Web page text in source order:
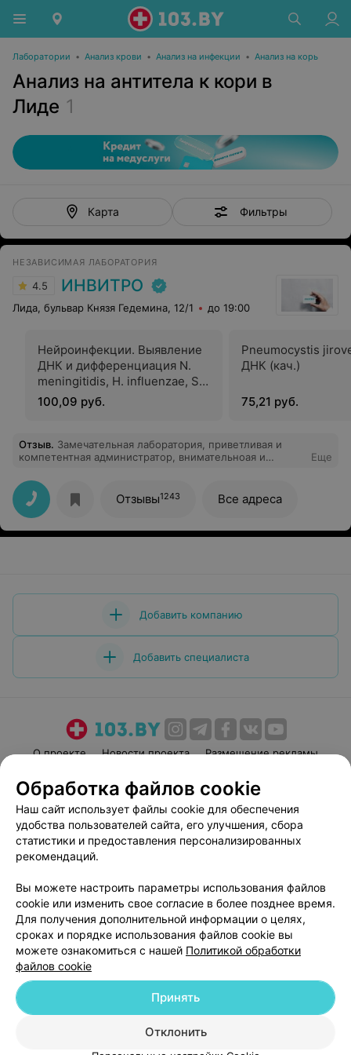
Лаборатории • Анализ крови • Анализ на инфекции • Анализ на корь
Анализ на антитела к кори в
Лиде 1
Карта Фильтры
НЕЗАВИСИМАЯ ЛАБОРАТОРИЯ
4.5 ИНВИТРО
Лида, бульвар Князя Гедемина, 12/1 до 19:00
Нейроинфекции. Выявление
ДНК и дифференциация N.
meningitidis, H. influenzae, S.
Pneumoniae
100,09 руб.
Pneumocystis
ДНК (кач.)
75,21 руб.
Отзыв. Замечательная лаборатория, приветливая и
компетентная администратор, внимательноая и
Рекомендую.
Еще
Отзывы1243 Все адреса
Добавить компанию
Добавить специалиста
О проекте Новости проекта
Размещение рекламы
Пользовательское соглашение
Способы оплаты
Вакансии
Партнеры
Написать руководителю 103.by
Персональные настройки cookie
Обработка персональных данных
© 2026 ООО «Артокс Лаб», УНП 191700409| 220012, Республика Беларусь,
г. Минск, улица Толбухина, 2, пом. 16 | help@103.by
Обработка файлов cookie
Наш сайт использует файлы cookie для обеспечения
удобства пользователей сайта, его улучшения, сбора
статистики и предоставления персонализированных
рекомендаций.
Вы можете настроить параметры использования файлов
cookie или изменить свое согласие в более позднее время.
Для получения дополнительной информации о целях,
сроках и порядке использования файлов cookie вы
можете ознакомиться с нашей Политикой обработки
файлов cookie
Отклонить
Принять